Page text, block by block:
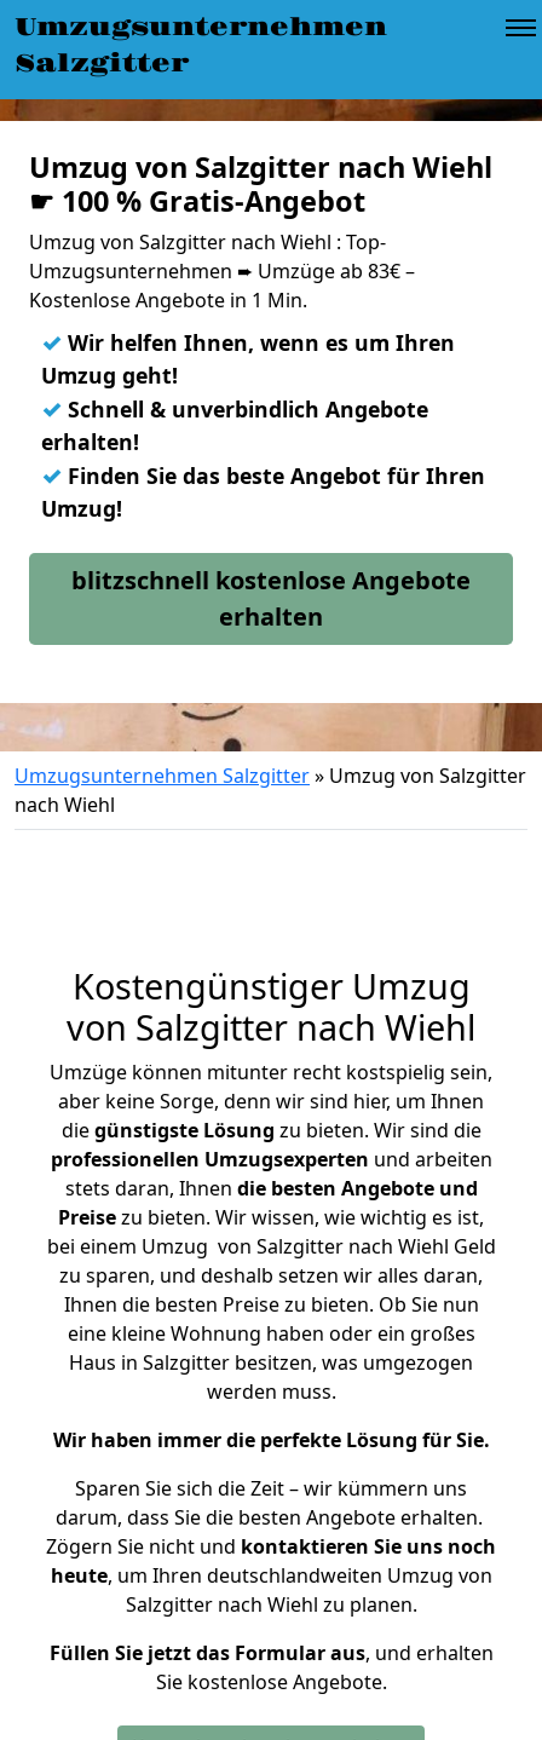
Umzugsunternehmen
Salzgitter
Umzug von Salzgitter nach Wiehl
☛ 100 % Gratis-Angebot
Umzug von Salzgitter nach Wiehl : Top-
Umzugsunternehmen ➨ Umzüge ab 83€ –
Kostenlose Angebote in 1 Min.
✓ Wir helfen Ihnen, wenn es um Ihren
Umzug geht!
✓ Schnell & unverbindlich Angebote
erhalten!
✓ Finden Sie das beste Angebot für Ihren
Umzug!
blitzschnell kostenlose Angebote
erhalten
Umzugsunternehmen Salzgitter» Umzug von Salzgitter
nach Wiehl
Kostengünstiger Umzug
von Salzgitter nach Wiehl
Umzüge können mitunter recht kostspielig sein,
aber keine Sorge, denn wir sind hier, um Ihnen
diegünstigste Lösung zu bieten. Wir sind die
professionellen Umzugsexperten und arbeiten
stets daran, Ihnen die besten Angebote und
Preisezu bieten. Wir wissen, wie wichtig es ist,
bei einem Umzug von Salzgitter nach Wiehl Geld
zu sparen, und deshalb setzen wir alles daran,
Ihnen die besten Preise zu bieten. Ob Sie nun
eine kleine Wohnung haben oder ein großes
Haus in Salzgitter besitzen, was umgezogen
werden muss.
Wir haben immer die perfekte Lösung für Sie.
Sparen Sie sich die Zeit – wir kümmern uns
darum, dass Sie die besten Angebote erhalten.
Zögern Sie nicht und kontaktieren Sie uns noch
heute, um Ihren deutschlandweiten Umzug von
Salzgitter nach Wiehl zu planen.
Füllen Sie jetzt das Formular aus, und erhalten
Sie kostenlose Angebote.